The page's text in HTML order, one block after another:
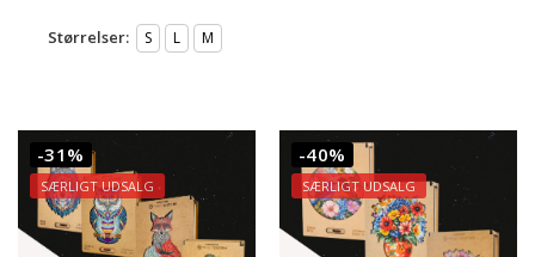
Størrelser: S L M
-31%
SÆRLIGT UDSALG
-40%
SÆRLIGT UDSALG